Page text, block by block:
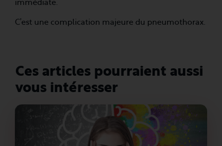
immédiate.
C’est une complication majeure du pneumothorax.
Ces articles pourraient aussi
vous intéresser